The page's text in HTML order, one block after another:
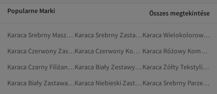
Popularne Marki Összes megtekintése
Karaca Srebrny Maszyny Do Parzenia Herbaty Karaca Srebrny Zastawa Stołowa
Karaca Wielokolorowy Zastawa Stołowa
Karaca Czerwony Zastawa Stołowa
Karaca Czerwony Komplety Poszewek Na Kołdrę Pojedynczą
Karaca Różowy Komplet Pościeli
Karaca Czarny Filiżanki Do Kawy
Karaca Biały Zestawy Śniadaniowe
Karaca Żółty Tekstylia Domowe
Karaca Biały Zastawa Stołowa
Karaca Niebieski Zastawa Stołowa
Karaca Srebrny Parzenie Herbaty I Kawy